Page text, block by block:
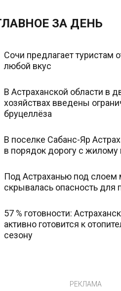
ЗА ДЕНЬ
Сочи предлагает туристам
любой вкус
В Астраханской области в
хозяйствах введены
бруцеллёза
В поселке Сабанс-Яр
в порядок дорогу с жилому
Под Астраханью под слоем
скрывалась опасность для
57 % готовности:
активно готовится к
сезону
РЕКЛАМА